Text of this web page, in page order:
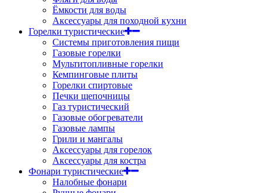
Ёмкости для воды
Аксессуары для походной кухни
Горелки туристические
Системы приготовления пищи
Газовые горелки
Мультитопливные горелки
Кемпинговые плиты
Горелки спиртовые
Печки щепочницы
Газ туристический
Газовые обогреватели
Газовые лампы
Грили и мангалы
Аксессуары для горелок
Аксессуары для костра
Фонари туристические
Налобные фонари